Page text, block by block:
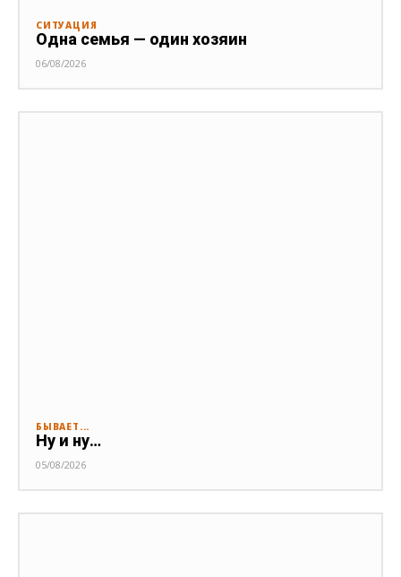
СИТУАЦИЯ
Одна семья — один хозяин
06/08/2026
БЫВАЕТ...
Ну и ну…
05/08/2026